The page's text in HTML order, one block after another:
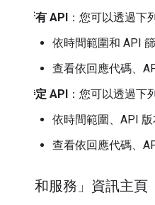
所有 API ：您可以透過下
依時間範圍和 API 篩
查看依回應代碼、
特定 API ：您可以透過下
依時間範圍、API 版
查看依回應代碼、
「API 和服務」資訊主頁